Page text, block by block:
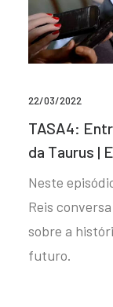
22/03/2022
TASA4:
da Taurus |
Neste
Reis
sobre a
futuro.